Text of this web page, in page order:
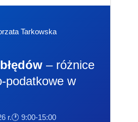
Tarkowska
– różnice
podatkowe w
r.🕐 9:00-15:00